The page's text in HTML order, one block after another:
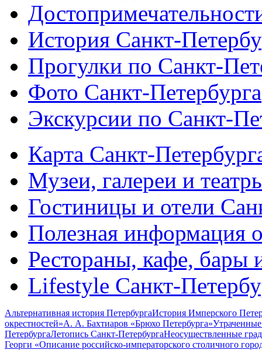
История Санкт-
Прогулки по Санкт-
Фото Санкт-Петербурга
Экскурсии по Санкт-
Карта Санкт-
Музеи, галереи и
Гостиницы и отели
Полезная информация
Рестораны, кафе, бары
Lifestyle Санкт-
Альтернативная история ПетербургаИстория Имперского
окрестностей»А. А. Бахтиаров «Брюхо Петербурга»
ПетербургаЛетопись Санкт-ПетербургаНеосуществленные
Георги «Описание российско-императорского столичного